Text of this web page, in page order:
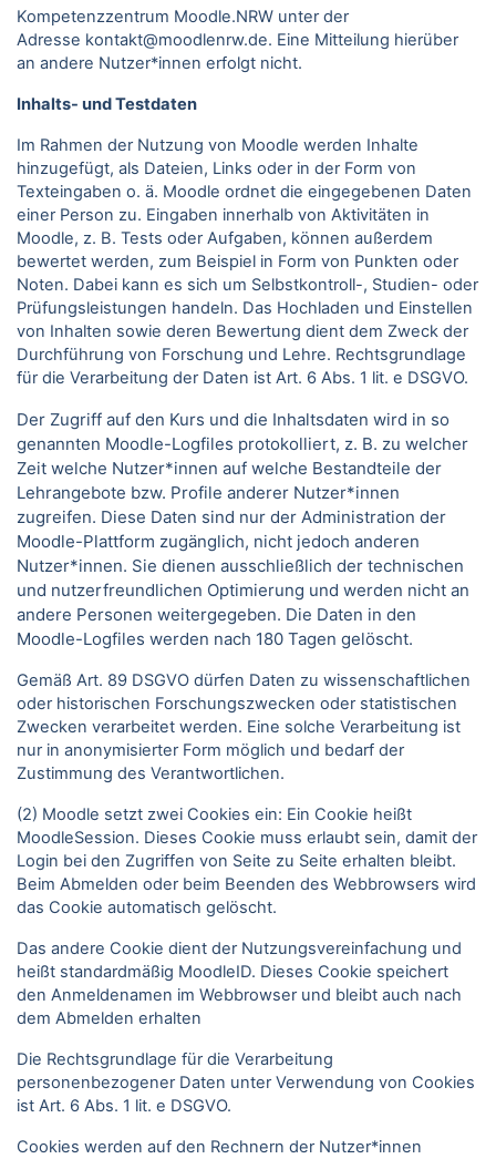
Kompetenzzentrum Moodle.NRW unter der
Adresse kontakt@moodlenrw.de. Eine Mitteilung hierüber
an andere Nutzer*innen erfolgt nicht.
Inhalts- und Testdaten
Im Rahmen der Nutzung von Moodle werden Inhalte
hinzugefügt, als Dateien, Links oder in der Form von
Texteingaben o. ä. Moodle ordnet die eingegebenen Daten
einer Person zu. Eingaben innerhalb von Aktivitäten in
Moodle, z. B. Tests oder Aufgaben, können außerdem
bewertet werden, zum Beispiel in Form von Punkten oder
Noten. Dabei kann es sich um Selbstkontroll-, Studien- oder
Prüfungsleistungen handeln. Das Hochladen und Einstellen
von Inhalten sowie deren Bewertung dient dem Zweck der
Durchführung von Forschung und Lehre. Rechtsgrundlage
für die Verarbeitung der Daten ist Art. 6 Abs. 1 lit. e DSGVO.
Der Zugriff auf den Kurs und die Inhaltsdaten wird in so
genannten Moodle-Logfiles protokolliert, z. B. zu welcher
Zeit welche Nutzer*innen auf welche Bestandteile der
Lehrangebote bzw. Profile anderer Nutzer*innen
zugreifen. Diese Daten sind nur der Administration der
Moodle-Plattform zugänglich, nicht jedoch anderen
Nutzer*innen. Sie dienen ausschließlich der technischen
und nutzerfreundlichen Optimierung und werden nicht an
andere Personen weitergegeben. Die Daten in den
Moodle-Logfiles werden nach 180 Tagen gelöscht.
Gemäß Art. 89 DSGVO dürfen Daten zu wissenschaftlichen
oder historischen Forschungszwecken oder statistischen
Zwecken verarbeitet werden. Eine solche Verarbeitung ist
nur in anonymisierter Form möglich und bedarf der
Zustimmung des Verantwortlichen.
(2) Moodle setzt zwei Cookies ein: Ein Cookie heißt
MoodleSession. Dieses Cookie muss erlaubt sein, damit der
Login bei den Zugriffen von Seite zu Seite erhalten bleibt.
Beim Abmelden oder beim Beenden des Webbrowsers wird
das Cookie automatisch gelöscht.
Das andere Cookie dient der Nutzungsvereinfachung und
heißt standardmäßig MoodleID. Dieses Cookie speichert
den Anmeldenamen im Webbrowser und bleibt auch nach
dem Abmelden erhalten
Die Rechtsgrundlage für die Verarbeitung
personenbezogener Daten unter Verwendung von Cookies
ist Art. 6 Abs. 1 lit. e DSGVO.
Cookies werden auf den Rechnern der Nutzer*innen